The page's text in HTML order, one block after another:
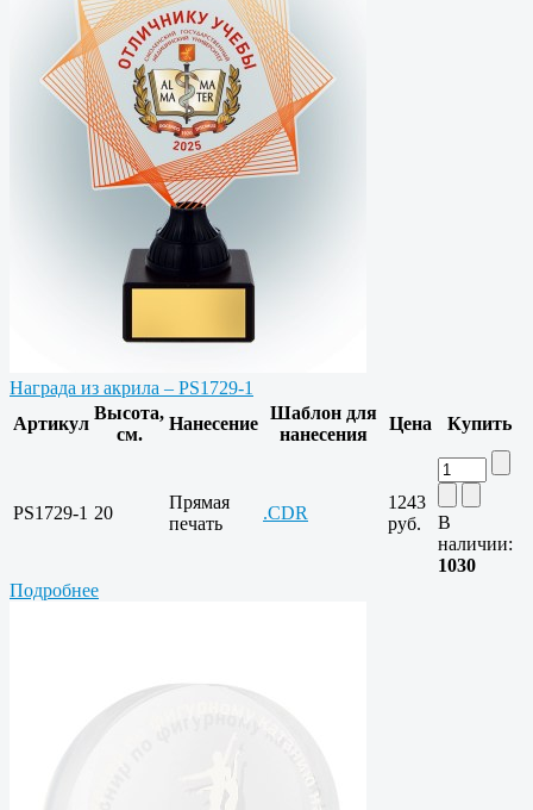
Награда из акрила – PS1729-1
Артикул
Высота,
см.
Нанесение
Шаблон для
нанесения
Цена Купить
PS1729-1 20
Прямая
печать
.CDR
1243
руб.
В
наличии:
1030
Подробнее